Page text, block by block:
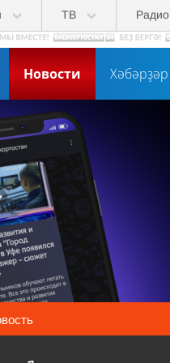
ТВ Радио
Новости Хәбәрҙәр